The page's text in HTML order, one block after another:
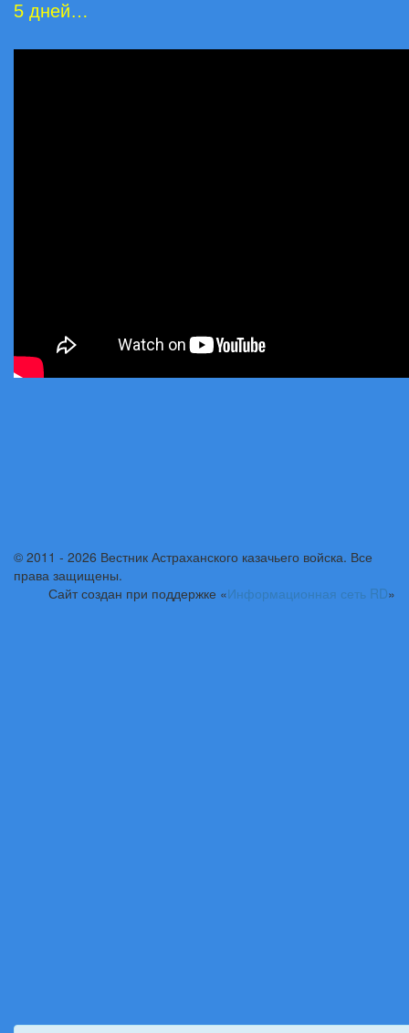
5 дней…
© 2011 - 2026 Вестник Астраханского казачьего войска. Все
права защищены.
Сайт создан при поддержке «Информационная сеть RD»